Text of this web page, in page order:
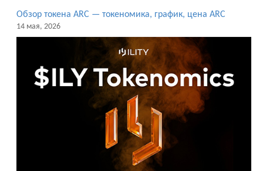
Обзор токена ARC — токеномика, график, цена ARC
14 мая, 2026